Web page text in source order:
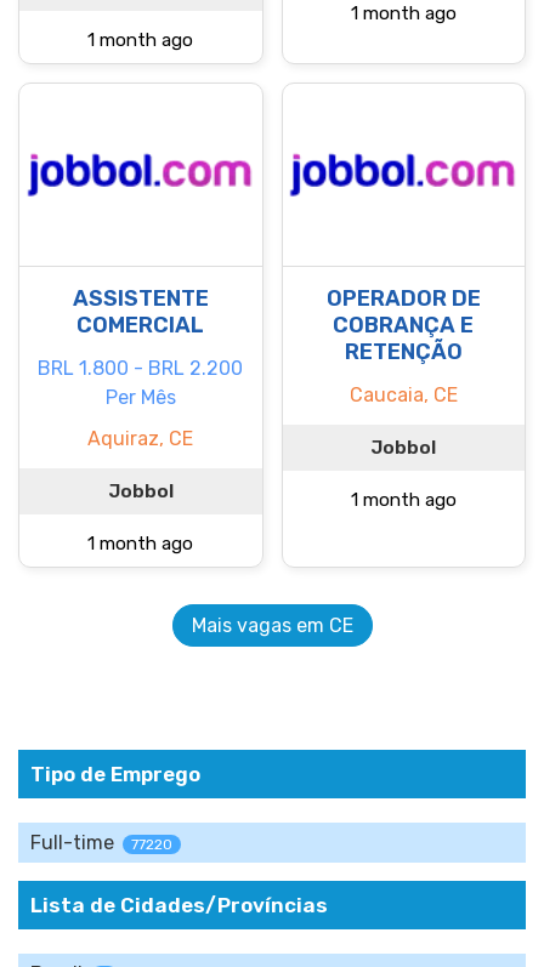
1 month ago
1 month ago
ASSISTENTE
COMERCIAL
BRL 1.800 - BRL 2.200
Per Mês
Aquiraz, CE
Jobbol
1 month ago
OPERADOR DE
COBRANÇA E
RETENÇÃO
Caucaia, CE
Jobbol
1 month ago
Mais vagas em CE
Tipo de Emprego
Full-time 77220
Lista de Cidades/Províncias